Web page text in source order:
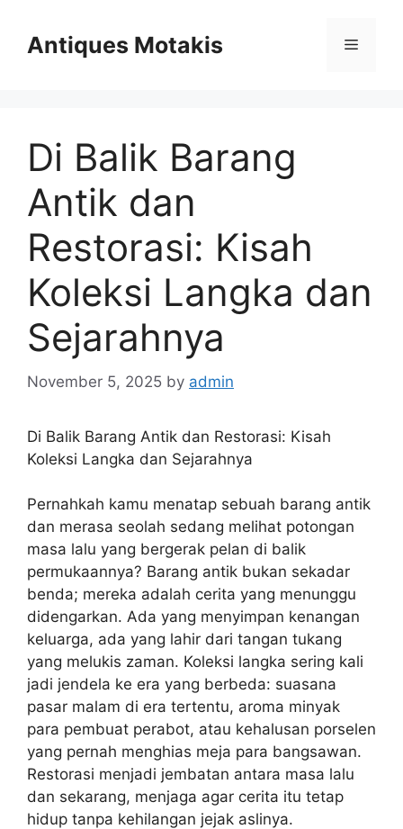
contentAntiques Motakis Menu
Di Balik Barang
Antik dan
Restorasi: Kisah
Koleksi Langka dan
Sejarahnya
November 5, 2025 by admin
Di Balik Barang Antik dan Restorasi: Kisah
Koleksi Langka dan Sejarahnya
Pernahkah kamu menatap sebuah barang antik
dan merasa seolah sedang melihat potongan
masa lalu yang bergerak pelan di balik
permukaannya? Barang antik bukan sekadar
benda; mereka adalah cerita yang menunggu
didengarkan. Ada yang menyimpan kenangan
keluarga, ada yang lahir dari tangan tukang
yang melukis zaman. Koleksi langka sering kali
jadi jendela ke era yang berbeda: suasana
pasar malam di era tertentu, aroma minyak
para pembuat perabot, atau kehalusan porselen
yang pernah menghias meja para bangsawan.
Restorasi menjadi jembatan antara masa lalu
dan sekarang, menjaga agar cerita itu tetap
hidup tanpa kehilangan jejak aslinya.